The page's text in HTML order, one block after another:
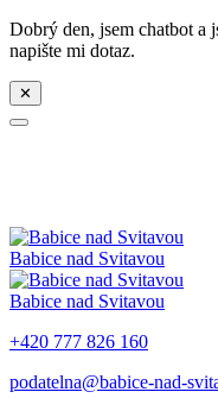
Dobrý den, jsem chatbot a
napište mi dotaz.
✕
Babice nad Svitavou
Babice nad Svitavou
+420 777 826 160
podatelna@babice-nad-